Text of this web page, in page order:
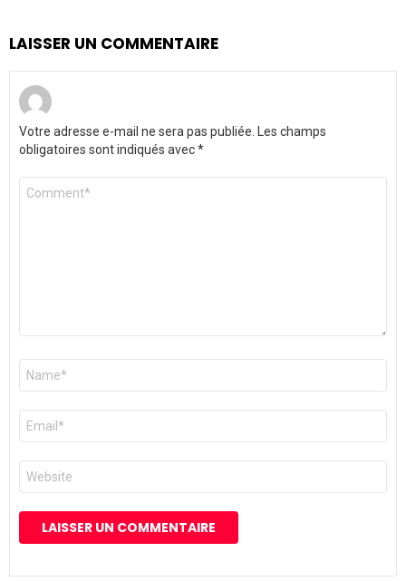
LAISSER UN COMMENTAIRE
Votre adresse e-mail ne sera pas publiée. Les champs
obligatoires sont indiqués avec*
Commentaire
Nom
E-
mail
*
Site
web